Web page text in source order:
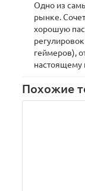
Одно из
рынке.
хорошую
геймеров),
настоящему
Похожие